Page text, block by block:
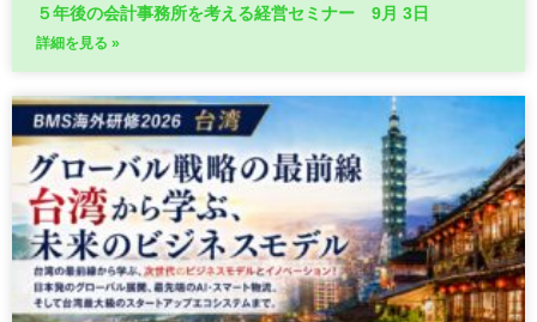
５年後の会計事務所を考える経営セミナー 9月 3日
詳細を見る »